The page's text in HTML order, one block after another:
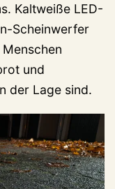
Kaltweiße LED-
Scheinwerfer
und
der Lage sind.